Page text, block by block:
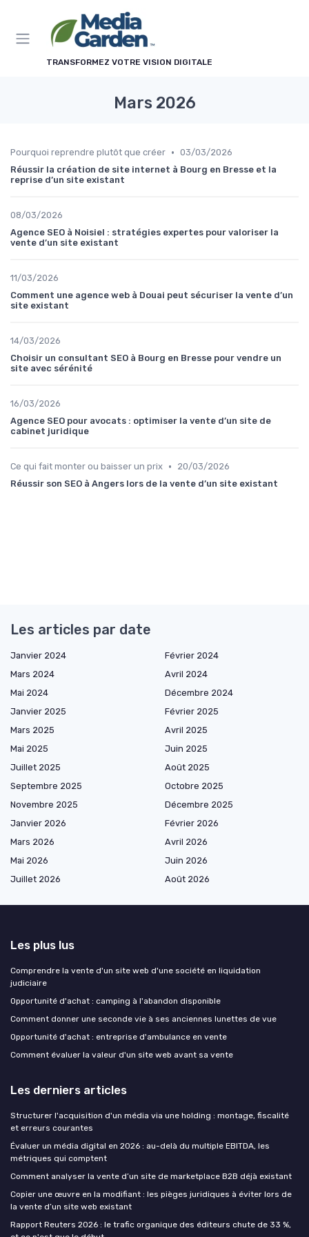
TRANSFORMEZ VOTRE VISION DIGITALE
Mars 2026
Pourquoi reprendre plutôt que créer • 03/03/2026
Réussir la création de site internet à Bourg en Bresse et la
reprise d’un site existant
08/03/2026
Agence SEO à Noisiel : stratégies expertes pour valoriser la
vente d’un site existant
11/03/2026
Comment une agence web à Douai peut sécuriser la vente d’un
site existant
14/03/2026
Choisir un consultant SEO à Bourg en Bresse pour vendre un
site avec sérénité
16/03/2026
Agence SEO pour avocats : optimiser la vente d’un site de
cabinet juridique
Ce qui fait monter ou baisser un prix •
20/03/2026
Réussir son SEO à Angers lors de la vente d’un site existant
Les articles par date
Janvier 2024
Février 2024
Mars 2024
Avril 2024
Mai 2024
Décembre 2024
Janvier 2025
Février 2025
Mars 2025
Avril 2025
Mai 2025
Juin 2025
Juillet 2025
Août 2025
Septembre 2025
Octobre 2025
Novembre 2025
Décembre 2025
Janvier 2026
Février 2026
Mars 2026
Avril 2026
Mai 2026
Juin 2026
Juillet 2026
Août 2026
Les plus lus
Comprendre la vente d'un site web d'une société en liquidation
judiciaire
Opportunité d'achat : camping à l'abandon disponible
Comment donner une seconde vie à ses anciennes lunettes de vue
Opportunité d'achat : entreprise d'ambulance en vente
Comment évaluer la valeur d'un site web avant sa vente
Les derniers articles
Structurer l'acquisition d'un média via une holding : montage, fiscalité
et erreurs courantes
Évaluer un média digital en 2026 : au-delà du multiple EBITDA, les
métriques qui comptent
Comment analyser la vente d’un site de marketplace B2B déjà existant
Copier une œuvre en la modifiant : les pièges juridiques à éviter lors de
la vente d’un site web existant
Rapport Reuters 2026 : le trafic organique des éditeurs chute de 33 %,